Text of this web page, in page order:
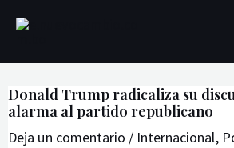
contenido
Donald Trump radicaliza su
alarma al partido republicano
Deja un comentario / Internacional,
de
entradas